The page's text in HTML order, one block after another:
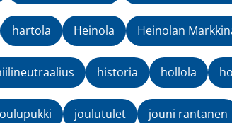
hartola Heinola Heinolan
historia hollola
joulutulet jouni rantanen